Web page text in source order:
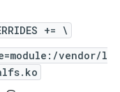
+= \
vendor/l